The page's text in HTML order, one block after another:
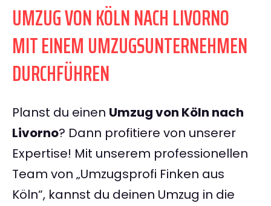
UMZUG VON KÖLN NACH LIVORNO
MIT EINEM UMZUGSUNTERNEHMEN
DURCHFÜHREN
Planst du einen Umzug von Köln nach
Livorno? Dann profitiere von unserer
Expertise! Mit unserem professionellen
Team von „Umzugsprofi Finken aus
Köln“, kannst du deinen Umzug in die